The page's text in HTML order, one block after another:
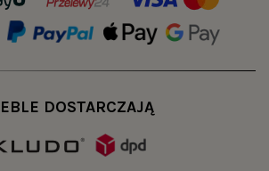
DOSTARCZAJĄ